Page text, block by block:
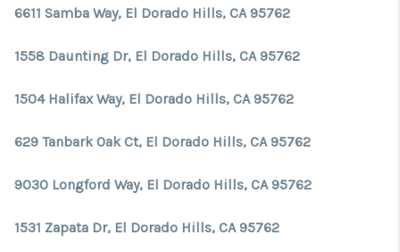
6611 Samba Way, El Dorado Hills, CA 95762
1558 Daunting Dr, El Dorado Hills, CA 95762
1504 Halifax Way, El Dorado Hills, CA 95762
629 Tanbark Oak Ct, El Dorado Hills, CA 95762
9030 Longford Way, El Dorado Hills, CA 95762
1531 Zapata Dr, El Dorado Hills, CA 95762